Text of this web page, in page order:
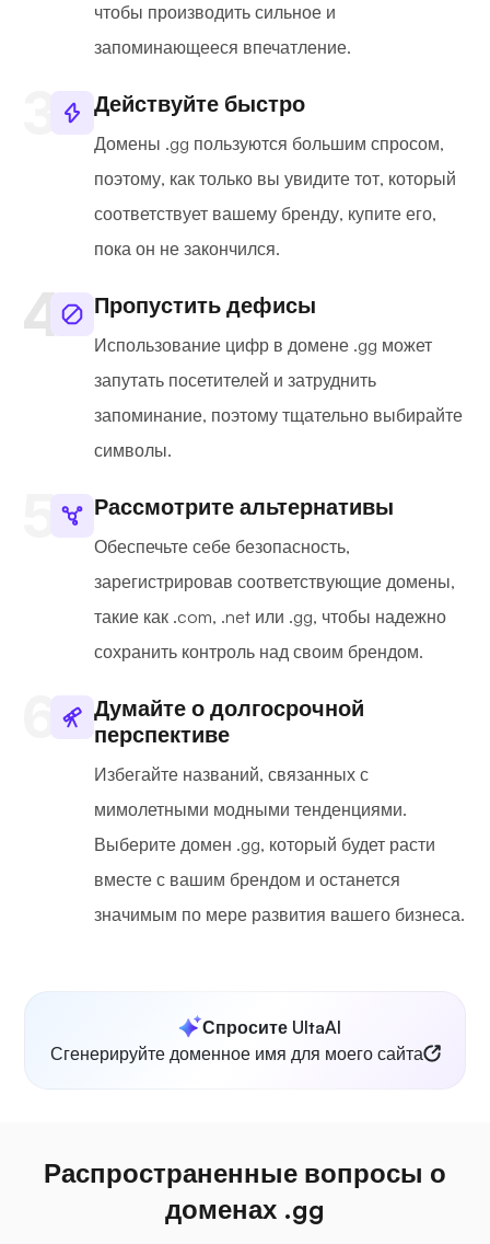
чтобы производить сильное и
запоминающееся впечатление.
Действуйте быстро
Домены .gg пользуются большим спросом,
поэтому, как только вы увидите тот, который
соответствует вашему бренду, купите его,
пока он не закончился.
Пропустить дефисы
Использование цифр в домене .gg может
запутать посетителей и затруднить
запоминание, поэтому тщательно выбирайте
символы.
Рассмотрите альтернативы
Обеспечьте себе безопасность,
зарегистрировав соответствующие домены,
такие как .com, .net или .gg, чтобы надежно
сохранить контроль над своим брендом.
Думайте о долгосрочной
перспективе
Избегайте названий, связанных с
мимолетными модными тенденциями.
Выберите домен .gg, который будет расти
вместе с вашим брендом и останется
значимым по мере развития вашего бизнеса.
Спросите UltaAI
Сгенерируйте доменное имя для моего сайта
Распространенные вопросы о
доменах .gg